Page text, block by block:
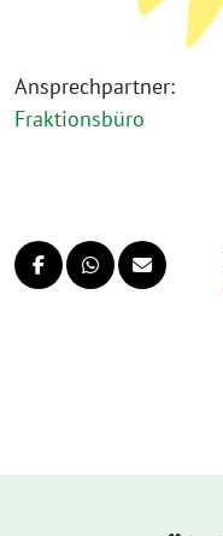
Ansprechpartner:
Fraktionsbüro